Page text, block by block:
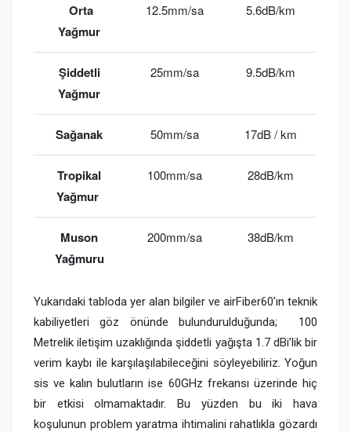
Orta
Yağmur
12.5mm/sa 5.6dB/km
Şiddetli
Yağmur
25mm/sa 9.5dB/km
Sağanak 50mm/sa 17dB / km
Tropikal
Yağmur
100mm/sa 28dB/km
Muson
Yağmuru
200mm/sa 38dB/km
Yukarıdaki tabloda yer alan bilgiler ve airFiber60'ın teknik
kabiliyetleri göz önünde bulundurulduğunda;
100
Metrelik iletişim uzaklığında şiddetli yağışta 1.7 dBi’lik bir
verim kaybı ile karşılaşılabileceğini söyleyebiliriz. Yoğun
sis ve kalın bulutların ise 60GHz frekansı üzerinde hiç
bir etkisi olmamaktadır. Bu yüzden bu iki hava
koşulunun problem yaratma ihtimalini rahatlıkla gözardı